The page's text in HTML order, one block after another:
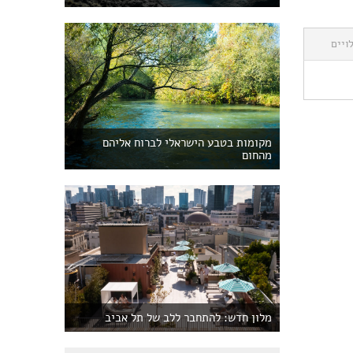
מקומות בטבע הישראלי לברוח אליהם
מהחום
מלון חדש: להתחבר ללב של תל אביב